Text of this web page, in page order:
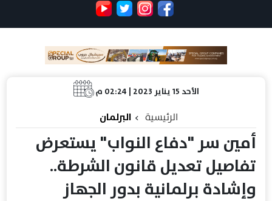
الأحد 15 يناير 2023 | 02:24 م
الرئيسية البرلمان
أمين سر "دفاع النواب" يستعرض
تفاصيل تعديل قانون الشرطة..
وإشادة برلمانية بدور الجهاز